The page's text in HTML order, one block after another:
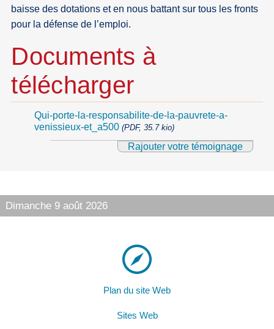
baisse des dotations et en nous battant sur tous les fronts
pour la défense de l’emploi.
Documents à
télécharger
Qui-porte-la-responsabilite-de-la-pauvrete-a-
venissieux-et_a500 (PDF, 35.7 kio)
Rajouter votre témoignage
Dimanche 9 août 2026
Plan du site Web
Sites Web